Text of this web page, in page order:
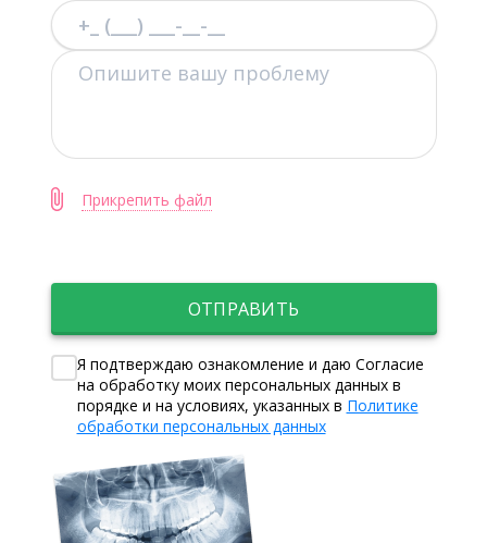
Прикрепить файл
ОТПРАВИТЬ
Я подтверждаю ознакомление и даю Согласие
на обработку моих персональных данных в
порядке и на условиях, указанных в Политике
обработки персональных данных